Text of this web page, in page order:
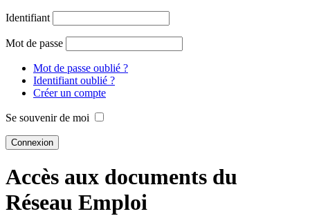
Identifiant
Mot de passe
Mot de passe oublié ?
Identifiant oublié ?
Créer un compte
Se souvenir de moi
Accès aux documents du
Réseau Emploi